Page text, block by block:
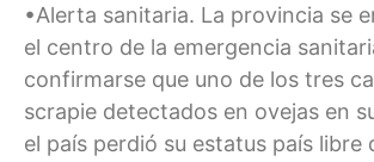
•Alerta sanitaria. La provincia se
el centro de la emergencia
confirmarse que uno de los tres
scrapie detectados en ovejas en
el país perdió su estatus país libre